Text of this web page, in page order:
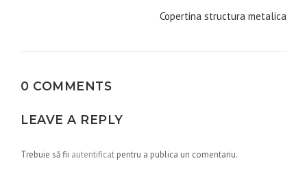
Copertina structura metalica
0 COMMENTS
LEAVE A REPLY
Trebuie să fii autentificat pentru a publica un comentariu.